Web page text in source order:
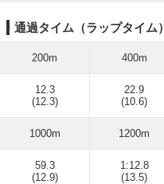
通過タイム（ラップタイム）
200m 400m
12.3
(12.3)
22.9
(10.6)
1000m 1200m
59.3
(12.9)
1:12.8
(13.5)